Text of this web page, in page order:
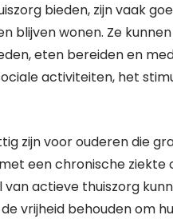
bieden, zijn vaak
blijven wonen. Ze
eten bereiden en
activiteiten, het
zijn voor ouderen die
een chronische
actieve thuiszorg
vrijheid behouden om